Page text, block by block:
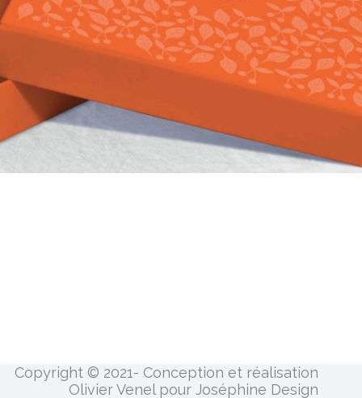
Copyright © 2021- Conception et réalisation
Olivier Venel pour Joséphine Design